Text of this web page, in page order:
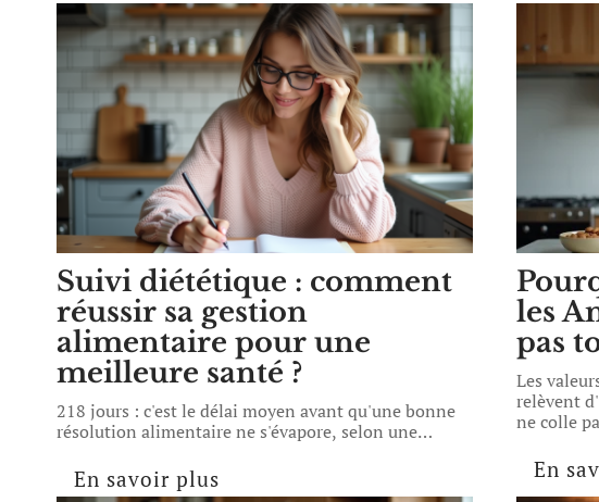
Suivi diététique : comment
réussir sa gestion
alimentaire pour une
meilleure santé ?
218 jours : c'est le délai moyen avant qu'une bonne
résolution alimentaire ne s'évapore, selon une…
En savoir plus
les
pas
Les
relèvent
ne colle
En